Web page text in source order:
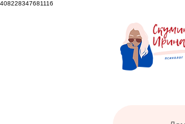
408228347681116